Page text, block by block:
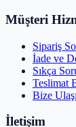
Müşteri
Sipariş
İade ve
Sıkça
Teslimat
Bize
İletişim